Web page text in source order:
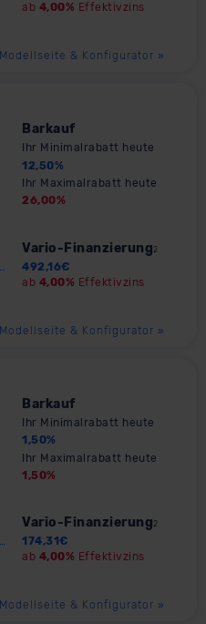
ab 4,00% Effektivzins
Modellseite & Konfigurator »
Barkauf
Ihr Minimalrabatt heute
12,50%
Ihr Maximalrabatt heute
26,00%
Vario-Finanzierung 2
492,16€
ab 4,00% Effektivzins
Modellseite & Konfigurator »
Barkauf
Ihr Minimalrabatt heute
1,50%
Ihr Maximalrabatt heute
1,50%
Vario-Finanzierung2
174,31 €
ab 4,00% Effektivzins
Modellseite & Konfigurator »